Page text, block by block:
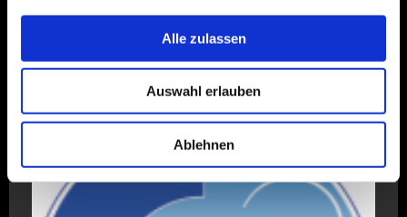
Alle zulassen
Auswahl erlauben
Ablehnen